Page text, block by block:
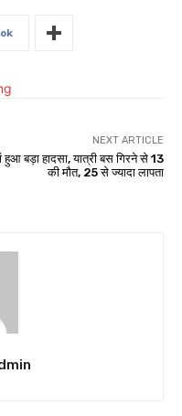
NEXT ARTICLE
हुआ बड़ा हादसा, यात्री बस गिरने से 13
की मौत, 25 से ज्यादा लापता